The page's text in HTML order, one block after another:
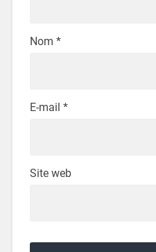
Nom *
E-mail *
Site web